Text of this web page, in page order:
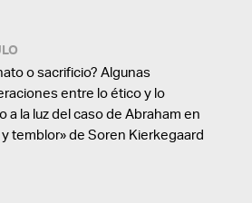
o sacrificio? Algunas
entre lo ético y lo
a la luz del caso de Abraham en
y temblor» de Soren Kierkegaard